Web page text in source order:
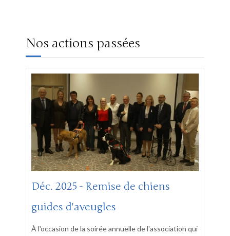
Nos actions passées
Déc. 2025 - Remise de chiens
guides d'aveugles
À l'occasion de la soirée annuelle de l'association qui